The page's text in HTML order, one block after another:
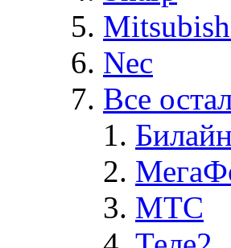
Nec
Все
Билайн
MTC